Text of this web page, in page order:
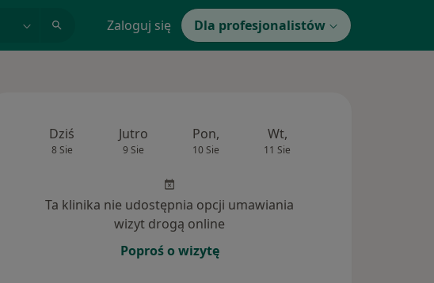
Zaloguj się Dla profesjonalistów
Dziś
8 Sie
Jutro
9 Sie
Pon,
10 Sie
Wt,
11 Sie
Ta klinika nie udostępnia opcji umawiania
wizyt drogą online
Poproś o wizytę